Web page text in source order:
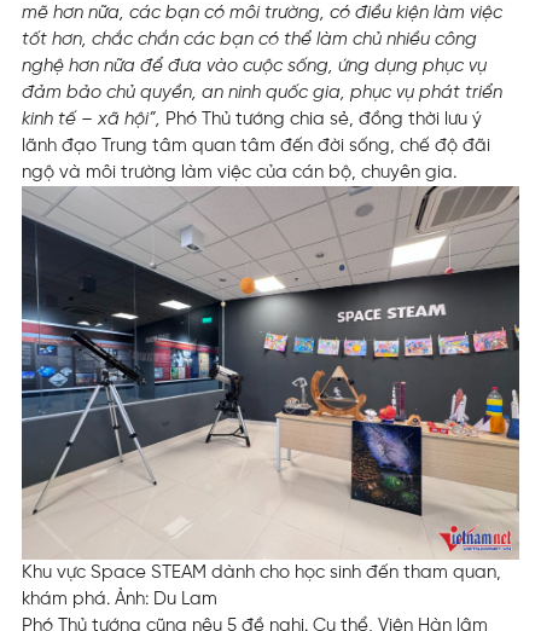
mẽ hơn nữa, các bạn có môi trường, có điều kiện làm việc
tốt hơn, chắc chắn các bạn có thể làm chủ nhiều công
nghệ hơn nữa để đưa vào cuộc sống, ứng dụng phục vụ
đảm bảo chủ quyền, an ninh quốc gia, phục vụ phát triển
kinh tế – xã hội”, Phó Thủ tướng chia sẻ, đồng thời lưu ý
lãnh đạo Trung tâm quan tâm đến đời sống, chế độ đãi
ngộ và môi trường làm việc của cán bộ, chuyên gia.
Khu vực Space STEAM dành cho học sinh đến tham quan,
khám phá. Ảnh: Du Lam
Phó Thủ tướng cũng nêu 5 đề nghị. Cụ thể, Viện Hàn lâm